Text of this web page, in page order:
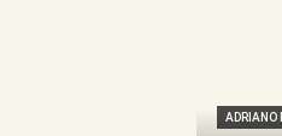
ADRIANO